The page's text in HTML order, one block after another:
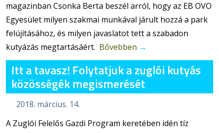
magazinban Csonka Berta beszél arról, hogy az EB OVO
Egyesület milyen szakmai munkával járult hozzá a park
felújításához, és milyen javaslatot tett a szabadon
kutyázás megtartásáért. Bővebben →
Itt a tavasz! Folytatjuk a zuglói kutyás
közösségék megismerését
2018. március. 14.
A Zuglói Felelős Gazdi Program keretében idén tíz